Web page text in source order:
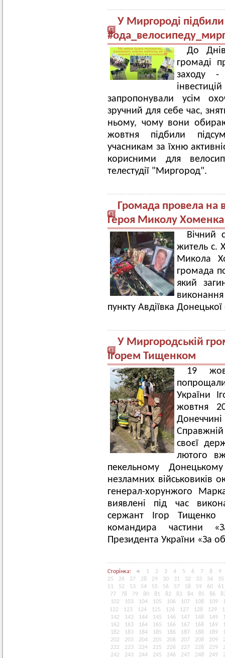
У Миргороді
До
громаді
заходу -
запропонували усім
зручний для себе час,
ньому, чому вони
жовтня підбили
учасникам за їхню
корисними для
телестудії "Миргород".
Громада провела на
Героя Миколу Хоменка
Вічний
житель с.
Микола
громада
який
пункту Авдіївка Донецької
У Миргородській
Ігорем Тищенком
19
України
жовтня
своєї
лютого
пекельному
незламних військовиків
генерал-хорунжого
виявлені під час
сержант Ігор Тищенко
командира частини
Президента України «За
Сторінка: ◄ 1 2 3 4 5 6 7 8
9
25
26 27 28 29 30 31 32 33 34
35
51
52 53 54 55 56 57 58 59 60
61
77
78 79 80 81 82 83 84 85 86
102
103 104 105 106 107 108 109
122
123 124 125 126 127 128 129
142
143 144 145 146 147 148 149
162
163 164 165 166 167 168 169
182
183 184 185 186 187 188 189
202
203 204 205 206 207 208 209
222
223 224 225 226 227 228 229
242
243 244 245 246 247 248 249